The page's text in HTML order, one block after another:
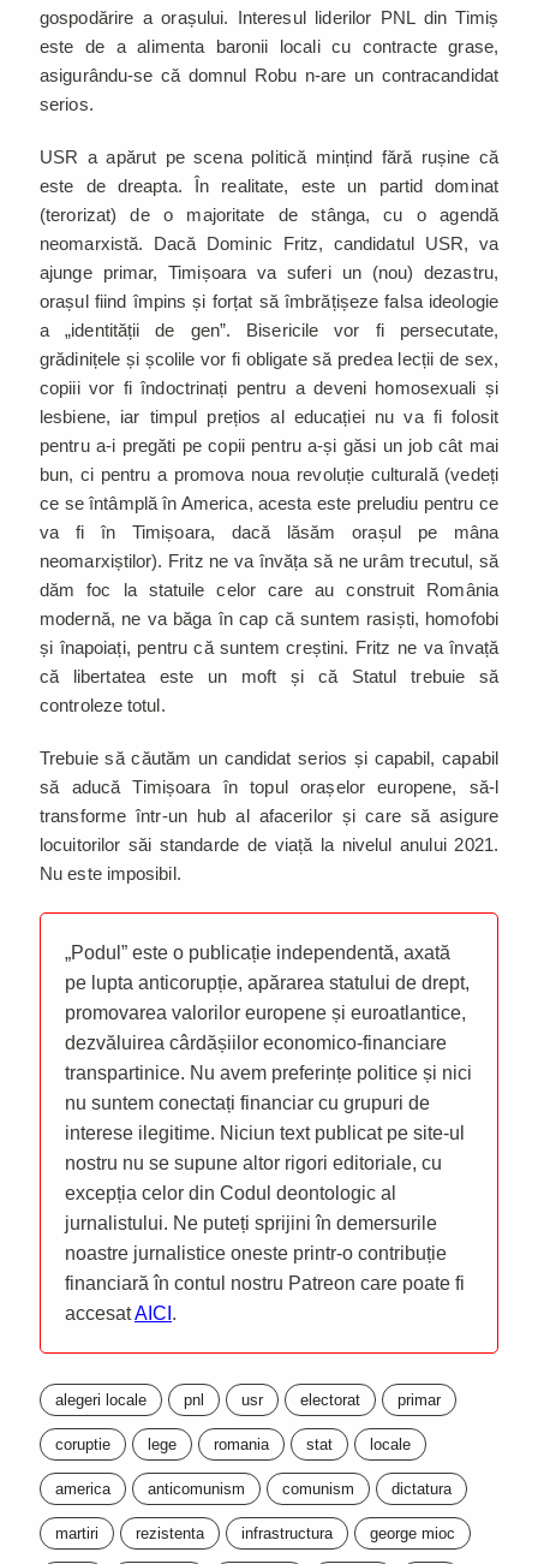
gospodărire a orașului. Interesul liderilor PNL din Timiș
este de a alimenta baronii locali cu contracte grase,
asigurându-se că domnul Robu n-are un contracandidat
serios.
USR a apărut pe scena politică mințind fără rușine că
este de dreapta. În realitate, este un partid dominat
(terorizat) de o majoritate de stânga, cu o agendă
neomarxistă. Dacă Dominic Fritz, candidatul USR, va
ajunge primar, Timișoara va suferi un (nou) dezastru,
orașul fiind împins și forțat să îmbrățișeze falsa ideologie
a „identității de gen”. Bisericile vor fi persecutate,
grădinițele și școlile vor fi obligate să predea lecții de sex,
copiii vor fi îndoctrinați pentru a deveni homosexuali și
lesbiene, iar timpul prețios al educației nu va fi folosit
pentru a-i pregăti pe copii pentru a-și găsi un job cât mai
bun, ci pentru a promova noua revoluție culturală (vedeți
ce se întâmplă în America, acesta este preludiu pentru ce
va fi în Timișoara, dacă lăsăm orașul pe mâna
neomarxiștilor). Fritz ne va învăța să ne urâm trecutul, să
dăm foc la statuile celor care au construit România
modernă, ne va băga în cap că suntem rasiști, homofobi
și înapoiați, pentru că suntem creștini. Fritz ne va învață
că libertatea este un moft și că Statul trebuie să
controleze totul.
Trebuie să căutăm un candidat serios și capabil, capabil
să aducă Timișoara în topul orașelor europene, să-l
transforme într-un hub al afacerilor și care să asigure
locuitorilor săi standarde de viață la nivelul anului 2021.
Nu este imposibil.
„Podul” este o publicație independentă, axată
pe lupta anticorupție, apărarea statului de drept,
promovarea valorilor europene și euroatlantice,
dezvăluirea cârdășiilor economico-financiare
transpartinice. Nu avem preferințe politice și nici
nu suntem conectați financiar cu grupuri de
interese ilegitime. Niciun text publicat pe site-ul
nostru nu se supune altor rigori editoriale, cu
excepția celor din Codul deontologic al
jurnalistului. Ne puteți sprijini în demersurile
noastre jurnalistice oneste printr-o contribuție
financiară în contul nostru Patreon care poate fi
accesatAICI .
alegeri locale pnl usr electorat primar
coruptie lege romania stat locale
america anticomunism comunism dictatura
martiri rezistenta infrastructura george mioc